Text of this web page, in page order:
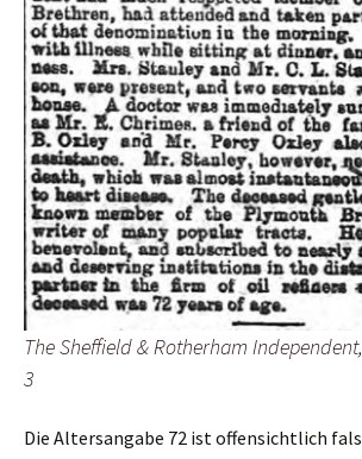
The Sheffield & Rotherham
3
Die Altersangabe 72 ist offensichtlich